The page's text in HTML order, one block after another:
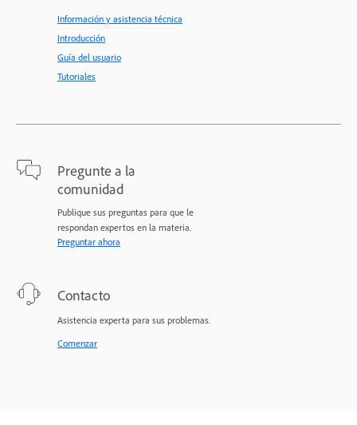
Información y asistencia técnica
Introducción
Guía del usuario
Tutoriales
Pregunte a la
comunidad
Publique sus preguntas para que le
respondan expertos en la materia.
Preguntar ahora
Contacto
Asistencia experta para sus problemas.
Comenzar